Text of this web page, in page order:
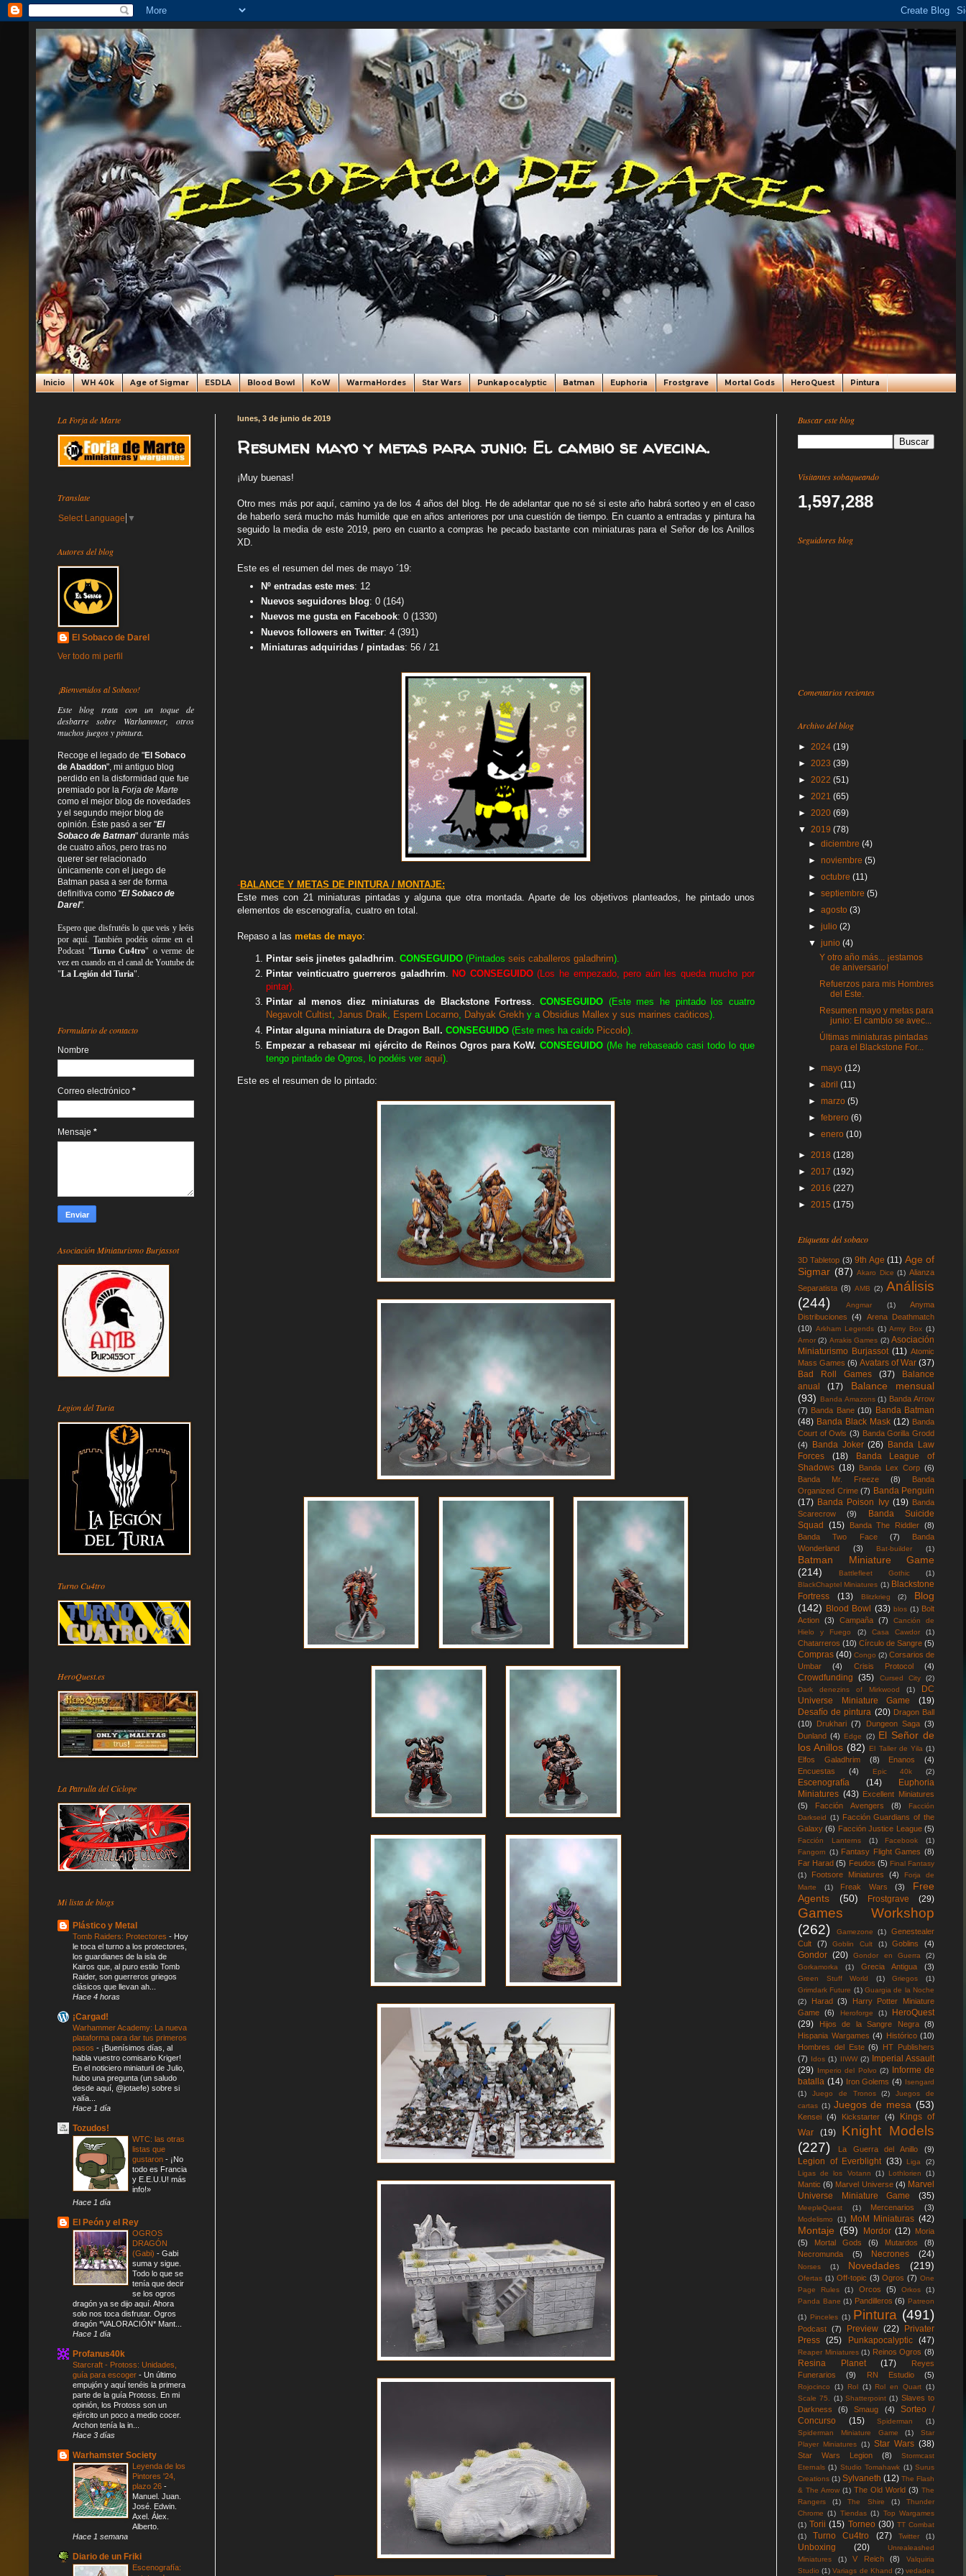
Inicio WH 40k Age of Sigmar ESDLA Blood Bowl KoW WarmaHordes Star Wars Punkapocalyptic Batman Euphoria Frostgrave Mortal Gods HeroQuest Pintura
lunes, 3 de junio de 2019
Resumen mayo y metas para junio: El cambio se avecina.
¡Muy buenas!
Otro mes más por aquí, camino ya de los 4 años del blog. He de adelantar que no sé si este año habrá sorteo y en el caso
de haberlo será mucho más humilde que en años anteriores por una cuestión de tiempo. En cuanto a entradas y pintura ha
seguido la media de este 2019, pero en cuanto a compras he pecado bastante con miniaturas para el Señor de los Anillos
XD.
Este es el resumen del mes de mayo ´19:
Nº entradas este mes: 12
Nuevos seguidores blog: 0 (164)
Nuevos me gusta en Facebook: 0 (1330)
Nuevos followers en Twitter: 4 (391)
Miniaturas adquiridas / pintadas: 56 / 21
-BALANCE Y METAS DE PINTURA / MONTAJE:
Este mes con 21 miniaturas pintadas y alguna que otra montada. Aparte de los objetivos planteados, he pintado unos
elementos de escenografía, cuatro en total.
Repaso a las metas de mayo:
Pintar seis jinetes galadhrim CONSEGUIDO (Pintados seis caballeros galadhrim).
Pintar veinticuatro guerreros galadhrim. NO CONSEGUIDO(Los he empezado, pero aún les queda mucho por
pintar).
Pintar al menos diez miniaturas de Blackstone Fortress.CONSEGUIDO (Este mes he pintado los cuatro
Negavolt Cultist, Janus Draik, Espern Locarno, Dahyak Grekh y a Obsidius Mallex y sus marines caóticos).
Pintar alguna miniatura de Dragon Ball. CONSEGUIDO (Este mes ha caído Piccolo).
Empezar a rebasear mi ejército de Reinos Ogros para KoW.CONSEGUIDO (Me he rebaseado casi todo lo que
tengo pintado de Ogros, lo podéis ver aquí).
Este es el resumen de lo pintado:
La Forja de Marte
Translate
Select Language ▼
Autores del blog
El Sobaco de Darel
Ver todo mi perfil
¡Bienvenidos al Sobaco!
Este blog trata con un toque de
desbarre sobre Warhammer, otros
muchos juegos y pintura.
Recoge el legado de "El Sobaco
de Abaddon", mi antiguo blog
perdido en la disformidad que fue
premiado por la Forja de Marte
como el mejor blog de novedades
y el segundo mejor blog de
opinión. Éste pasó a ser "El
Sobaco de Batman" durante más
de cuatro años, pero tras no
querer ser relacionado
únicamente con el juego de
Batman pasa a ser de forma
definitiva como "El Sobaco de
Darel".
Espero que disfrutéis lo queveis yleéis
por aquí. También podéis oírme en el
Podcast "Turno Cu4tro" o verme de
vez en cuando en el canal de Youtube de
"La Legión del Turia".
Formulario de contacto
Nombre
Correo electrónico *
Mensaje *
Asociación Miniaturismo Burjassot
Legion del Turia
Turno Cu4tro
HeroQuest.es
La Patrulla del Cíclope
Mi lista de blogs
Plástico y Metal
Tomb Raiders: Protectores - Hoy
le toca el turno a los protectores,
los guardianes de la isla de
Kairos que, al puro estilo Tomb
Raider, son guerreros griegos
clásicos que llevan ah...
Hace 4 horas
¡Cargad!
Warhammer Academy: La nueva
plataforma para dar tus primeros
pasos - ¡Buenísimos días, al
habla vuestro comisario Kriger!
En el noticiero miniaturil de Julio,
hubo una pregunta (un saludo
desde aquí, @jotaefe) sobre si
valía...
Hace 1 día
Tozudos!
WTC: las otras
listas que
gustaron - ¡No
todo es Francia
y E.E.U.U! más
info!»
Hace 1 día
El Peón y el Rey
OGROS
DRAGÓN
(Gabi) - Gabi
suma y sigue.
Todo lo que se
tenía que decir
se los ogros
dragón ya se dijo aquí. Ahora
solo nos toca disfrutar. Ogros
dragón *VALORACIÓN* Mant...
Hace 1 día
Profanus40k
Starcraft - Protoss: Unidades,
guía para escoger - Un último
empujón y aquí tenéis la primera
parte de la guía Protoss. En mi
opinión, los Protoss son un
ejército un poco a medio cocer.
Archon tenía la in...
Hace 3 días
Warhamster Society
Leyenda de los
Pintores '24,
plazo 26 -
Manuel. Juan.
José. Edwin.
Axel. Álex.
Alberto.
Hace 1 semana
Diario de un Friki
Escenografía:
Buscar este blog
Visitantes sobaqueando
1,597,288
Seguidores blog
Comentarios recientes
Archivo del blog
► 2024 (19)
► 2023 (39)
► 2022 (51)
► 2021 (65)
► 2020 (69)
▼ 2019 (78)
►diciembre(4)
►noviembre(5)
►octubre(11)
►septiembre(5)
►agosto(3)
►julio(2)
▼junio(4)
Y otro año más... ¡estamos
de aniversario!
Refuerzos para mis Hombres
del Este.
Resumen mayo y metas para
junio: El cambio se avec...
Últimas miniaturas pintadas
para el Blackstone For...
►mayo(12)
►abril(11)
►marzo(5)
►febrero(6)
►enero(10)
► 2018 (128)
► 2017 (192)
► 2016 (227)
► 2015 (175)
Etiquetas del sobaco
3D Tabletop (3) 9th Age (11) Age of
Sigmar (87) Akaro Dice (1) Alianza
Separatista (8) AMB (2) Análisis
(244)
Angmar (1)
Anyma
Distribuciones
(4)
Arena Deathmatch
(10) Arkham Legends (1) Army Box (1)
Arnor (2) Arrakis Games (2) Asociación
Miniaturismo Burjassot (11) Atomic
Mass Games (6) Avatars of War (37)
Bad Roll Games
(37)
Balance
anual
(17)
Balance mensual
(93)
Banda Amazons (1) Banda Arrow
(7) Banda Bane (10)
Banda Batman
(48) Banda Black Mask (12) Banda
Court of Owls (3) Banda Gorilla Grodd
(4)
Banda Joker (26) Banda Law
Forces
(18)
Banda League of
Shadows (18) Banda Lex Corp (6)
Banda Mr. Freeze
(8)
Banda
Organized Crime (7) Banda Penguin
(17) Banda Poison Ivy (19) Banda
Scarecrow
(9)
Banda Suicide
Squad
(15) Banda The Riddler (8)
Banda Two Face
(7)
Banda
Wonderland
(3) Bat-builder (1)
Batman Miniature Game
(214)
Battlefleet Gothic
(1)
BlackChaptel Miniatures (1) Blackstone
Fortress
(13) Blitzkrieg (2)
Blog
(142) Blood Bowl (33) blos (1) Bolt
Action (3) Campaña (7)
Canción de
Hielo y Fuego
(2) Casa Cawdor (1)
Chatarreros (10) Círculo de Sangre (5)
Compras (40) Congo (2) Corsarios de
Umbar
(4) Crisis Protocol (4)
Crowdfunding (35) Cursed City
(2)
Dark denezins of Mirkwood
(1)
DC
Universe Miniature Game
(19)
Desafío de pintura (20) Dragon Ball
(10)
Drukhari (7) Dungeon Saga (3)
Dunland (4) Edge (2) El Señor de
los Anillos (82) El Taller de Yila (1)
Elfos Galadhrim (8) Enanos
(4)
Encuestas
(4) Epic 40k (2)
Escenografía (14)
Euphoria
Miniatures (43) Excellent Miniatures
(5)
Facción Avengers (8)
Facción
Darkseid (1) Facción Guardians of the
Galaxy (6) Facción Justice League (5)
Facción Lanterns (1) Facebook
(1)
Fangorn (1) Fantasy Flight Games (8)
Far Harad (5) Feudos (5) Final Fantasy
(1)
Footsore Miniatures (4)
Forja de
Marte
(1) Freak Wars (3)
Free
Agents
(50) Frostgrave (29)
Games Workshop
(262)
Gamezone (1)
Genestealer
Cult
(7) Goblin Cult (1) Goblins (4)
Gondor (20) Gondor en Guerra
(2)
Gorkamorka
(1) Grecia Antigua (3)
Green Stuff World (1) Griegos
(1)
Grimdark Future (1) Guargia de la Noche
(2)
Harad (3)
Harry Potter Miniature
Game
(6) Heroforge (1)
HeroQuest
(29)
Hijos de la Sangre Negra
(8)
Hispania Wargames (4) Histórico (10)
Hombres del Este (6)
HT Publishers
(7) Idos (1) IIWW (2)
Imperial Assault
(29) Imperio del Polvo (2)
Informe de
batalla (14) Iron Golems (4) Isengard
(1)
Juego de Tronos (2)
Juegos de
cartas (1) Juegos de mesa (53)
Kensei (4) Kickstarter (4)
Kings of
War
(19)
Knight Models
(227)
La Guerra del Anillo (9)
Legion of Everblight (33) Liga
(2)
Ligas de los Votann
(1) Lothlorien (1)
Mantic (6) Marvel Universe (4) Marvel
Universe Miniature Game
(35)
MeepleQuest (1) Mercenarios (3)
Modelismo (1) MoM Miniaturas (42)
Montaje (59) Mordor (12) Moria
(5)
Mortal Gods (6) Mutardos
(8)
Necromunda
(5) Necrones (24)
Norses (1) Novedades (219)
Ofertas (1) Off-topic (3) Ogros (7) One
Page Rules
(1) Orcos (5) Orkos
(1)
Panda Bane (1) Pandilleros (6) Patreon
(1) Pinceles (1) Pintura (491)
Podcast (7) Preview (22)
Privater
Press (25) Punkapocalyptic (47)
Reaper Miniatures (1) Reinos Ogros (8)
Resina Planet (17)
Reyes
Funerarios
(9) RN Estudio (5)
Rojocinco (1) Rol (1) Rol en Quart (1)
Scale 75.
(1) Shatterpoint (1) Slaves to
Darkness
(6) Smaug (4)
Sorteo /
Concurso
(15) Spiderman
(1)
Spiderman Miniature Game
(1)
Star
Player Miniatures (1) Star Wars (38)
Star Wars Legion (8)
Stormcast
Eternals (1) Studio Tomahawk (1) Surus
Creations (1) Sylvaneth (12) The Flash
& The Arrow (1) The Old World (3) The
Rangers
(1) The Shire (1)
Thunder
Chrome (1) Tiendas (1) Top Wargames
(1) Torii (15) Torneo (30) TT Combat
(1)
Turno Cu4tro (27) Twitter (1)
Unboxing (20)
Unrealeashed
Miniatures
(1) V Reich (8)
Valquiria
Studio (1) Variags de Khand (2) vedades